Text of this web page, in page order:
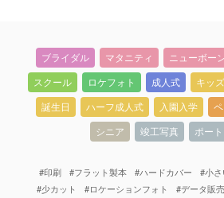
ブライダル マタニティ ニューボー
スクール
ロケフォト 成人式 キッズ
誕生日
ハーフ成人式 入園入学
シニア
竣工写真 ポー
#印刷 #フラット製本 #ハードカバー #小
#少カット
#ロケーションフォト #データ販売